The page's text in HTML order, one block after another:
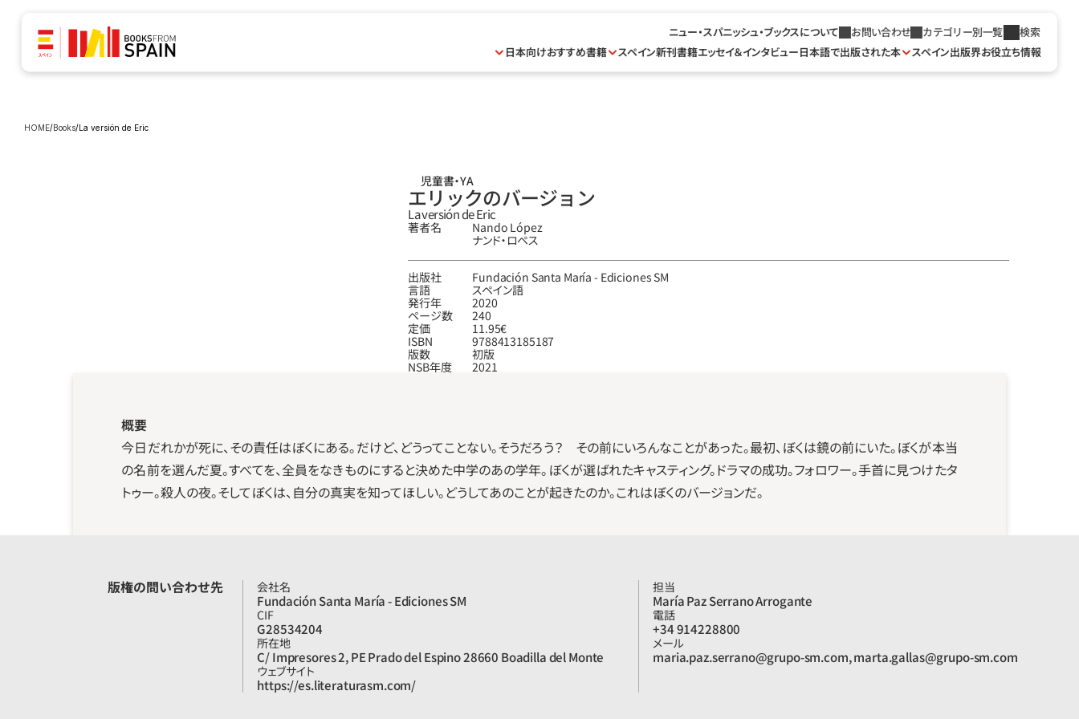
ニュー・スパニッシュ・ブックスについて お問い合わせ カテゴリー別一覧
検索
日本向けおすすめ書籍
スペイン新刊書籍エッセイ＆インタビュー日本語で出版された本 スペイン出版界お役立ち情報
HOME/Books/La versión de Eric
児童書・YA
エリックのバージョン
La versión de Eric
著者名
Nando López
ナンド‧ロペス
出版社
Fundación Santa María - Ediciones SM
言語
スペイン語
発行年
2020
ページ数
240
定価
11.95€
ISBN
9788413185187
版数
初版
NSB年度
2021
概要
今日だれかが死に、その責任はぼくにある。だけど、どうってことない。そうだろう？　その前にいろんなことがあった。最初、ぼくは鏡の前にいた。ぼくが本当
の名前を選んだ夏。すべてを、全員をなきものにすると決めた中学のあの学年。ぼくが選ばれたキャスティング。ドラマの成功。フォロワー。手首に見つけたタ
トゥー。殺人の夜。そしてぼくは、自分の真実を知ってほしい。どうしてあのことが起きたのか。これはぼくのバージョンだ。
版権の問い合わせ先 会社名
Fundación Santa María - Ediciones SM
CIF
G28534204
所在地
C/ Impresores 2, PE Prado del Espino 28660 Boadilla del Monte
ウェブサイト
https://es.literaturasm.com/
担当
María Paz Serrano Arrogante
電話
+34 914228800
メール
maria.paz.serrano@grupo-sm.com, marta.gallas@grupo-sm.com